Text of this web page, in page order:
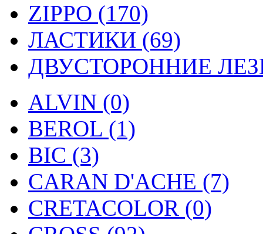
ZIPPO (170)
ЛАСТИКИ (69)
ДВУСТОРОННИЕ
ALVIN (0)
BEROL (1)
BIC (3)
CARAN D'ACHE (7)
CRETACOLOR (0)